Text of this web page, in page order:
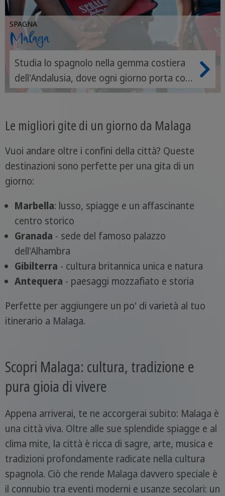
SPAGNA
Malaga
Studia lo spagnolo nella gemma costiera
dell'Andalusia, dove ogni giorno porta con
sé nuovi sapori, amici e frasi.
Le migliori gite di un giorno da Malaga
Vuoi andare oltre i confini della città? Queste
destinazioni sono perfette per una gita di un
giorno:
Marbella: lusso, spiagge e un affascinante
centro storico
Granada - sede del famoso palazzo
dell'Alhambra
Gibilterra - cultura britannica unica e natura
Antequera - paesaggi mozzafiato e storia
Perfette per aggiungere un po' di varietà al tuo
itinerario a Malaga.
Scopri Malaga: cultura, tradizione e
pura gioia di vivere
Appena arriverai, te ne accorgerai subito: Malaga è
una città viva. Oltre alle sue splendide spiagge e al
clima mite, la città è ricca di sagre, arte, musica e
tradizioni profondamente radicate nella cultura
spagnola. Ciò che rende Malaga davvero speciale è
il connubio tra eventi moderni e usanze secolari: un